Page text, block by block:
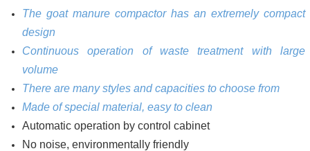
The goat manure compactor has an extremely compact
design
Continuous operation of waste treatment with large
volume
There are many styles and capacities to choose from
Made of special material, easy to clean
Automatic operation by control cabinet
No noise, environmentally friendly